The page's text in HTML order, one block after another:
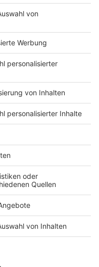
Müller
bei uns die
Müller lädt uns
Ab sofort versorgt
zum
Nelson nimmt
uns in die
ein. Der
von euch, die
ist und kein
der
überall genießen